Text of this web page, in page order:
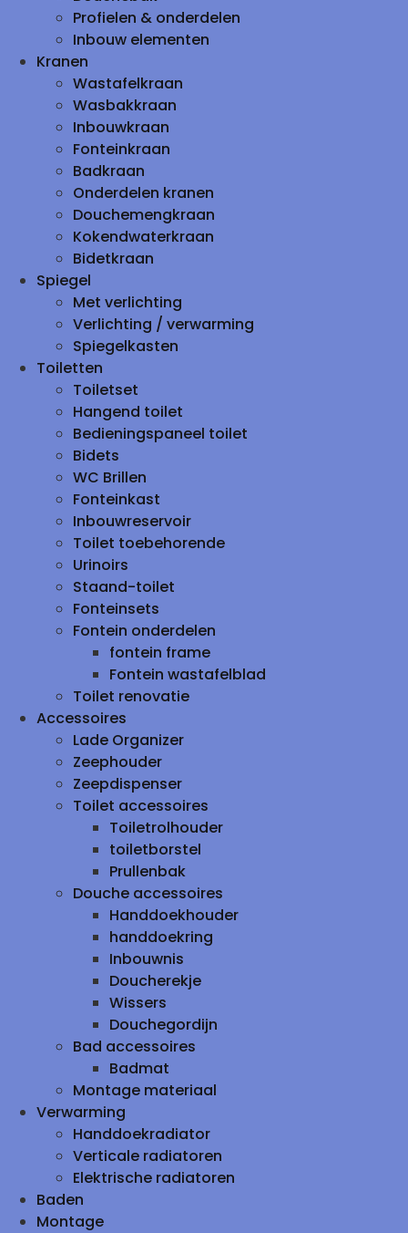
Profielen & onderdelen
Inbouw elementen
Kranen
Wastafelkraan
Wasbakkraan
Inbouwkraan
Fonteinkraan
Badkraan
Onderdelen kranen
Douchemengkraan
Kokendwaterkraan
Bidetkraan
Spiegel
Met verlichting
Verlichting / verwarming
Spiegelkasten
Toiletten
Toiletset
Hangend toilet
Bedieningspaneel toilet
Bidets
WC Brillen
Fonteinkast
Inbouwreservoir
Toilet toebehorende
Urinoirs
Staand-toilet
Fonteinsets
Fontein onderdelen
fontein frame
Fontein wastafelblad
Toilet renovatie
Accessoires
Lade Organizer
Zeephouder
Zeepdispenser
Toilet accessoires
Toiletrolhouder
toiletborstel
Prullenbak
Douche accessoires
Handdoekhouder
handdoekring
Inbouwnis
Doucherekje
Wissers
Douchegordijn
Bad accessoires
Badmat
Montage materiaal
Verwarming
Handdoekradiator
Verticale radiatoren
Elektrische radiatoren
Baden
Montage